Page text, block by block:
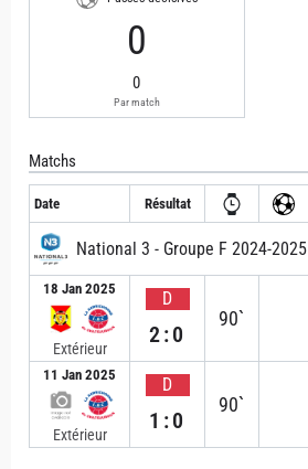
0
0
Par match
Matchs
Date Résultat
National 3 - Groupe F 2024-2025
18 Jan 2025
Extérieur
D
2:0
90`
11 Jan 2025
Extérieur
D
1:0
90`